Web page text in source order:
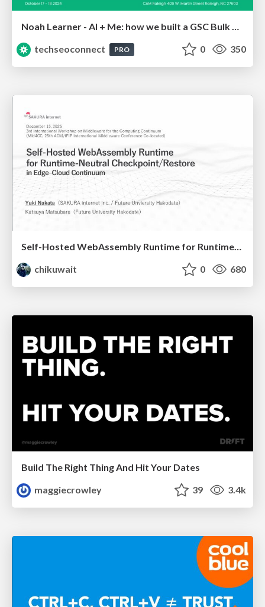
Noah Learner - AI + Me: how we built a GSC Bulk Export data pipeline
techseoconnect
PRO 0 350
Self-Hosted WebAssembly Runtime for Runtime-Neutral Checkpoint/Restore in Edge–Cloud Continuum
chikuwait
0 680
Build The Right Thing And Hit Your Dates
maggiecrowley
39 3.4k